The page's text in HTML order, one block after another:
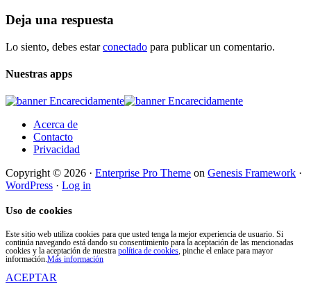
Deja una respuesta
Lo siento, debes estarconectado para publicar un comentario.
Nuestras apps
Acerca de
Contacto
Privacidad
Copyright © 2026 · Enterprise Pro Theme on Genesis Framework ·
WordPress · Log in
Uso de cookies
Este sitio web utiliza cookies para que usted tenga la mejor experiencia de usuario. Si
continúa navegando está dando su consentimiento para la aceptación de las mencionadas
cookies y la aceptación de nuestra política de cookies, pinche el enlace para mayor
información.Más información
ACEPTAR